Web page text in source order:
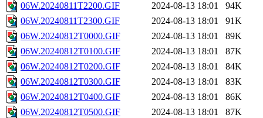
06W.20240811T2200.GIF
2024-08-13 18:01
94K
06W.20240811T2300.GIF
2024-08-13 18:01
91K
06W.20240812T0000.GIF
2024-08-13 18:01
89K
06W.20240812T0100.GIF
2024-08-13 18:01
87K
06W.20240812T0200.GIF
2024-08-13 18:01
84K
06W.20240812T0300.GIF
2024-08-13 18:01
83K
06W.20240812T0400.GIF
2024-08-13 18:01
86K
06W.20240812T0500.GIF
2024-08-13 18:01
87K